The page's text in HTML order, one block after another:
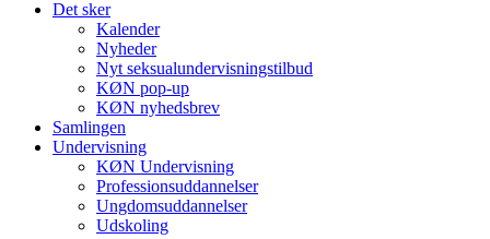
Det sker
Kalender
Nyheder
Nyt seksualundervisningstilbud
KØN pop-up
KØN nyhedsbrev
Samlingen
Undervisning
KØN Undervisning
Professionsuddannelser
Ungdomsuddannelser
Udskoling